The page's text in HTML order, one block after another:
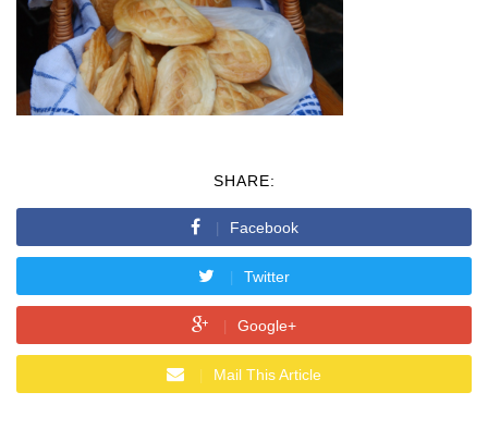
SHARE:
Facebook
Twitter
Google+
Mail This Article